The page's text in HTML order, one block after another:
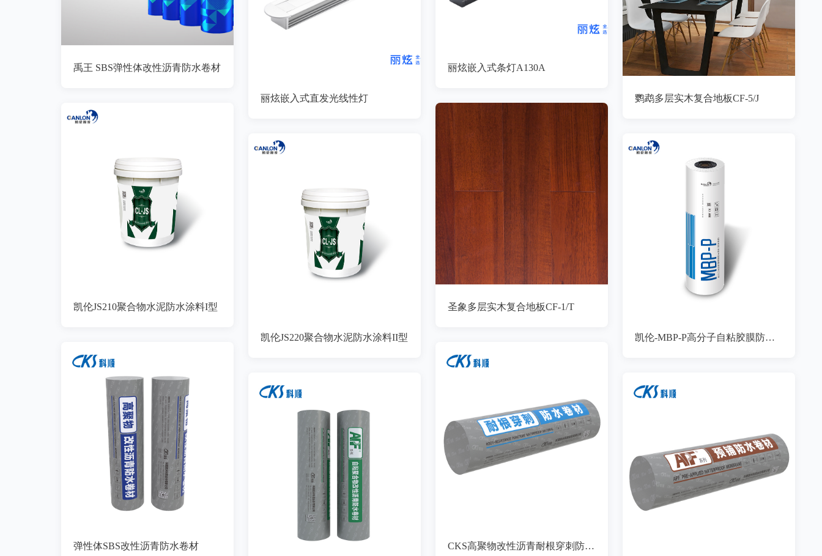
禹王 SBS弹性体改性沥青防水卷材
丽炫嵌入式直发光线性灯
丽炫嵌入式条灯A130A
鹦鹉多层实木复合地板CF-5/J
凯伦JS210聚合物水泥防水涂料I型
凯伦JS220聚合物水泥防水涂料II型
圣象多层实木复合地板CF-1/T
凯伦-MBP-P高分子自粘胶膜防水卷材
弹性体SBS改性沥青防水卷材 CKS高聚物改性沥青耐根穿刺防水卷材